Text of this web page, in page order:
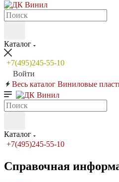
Каталог
+7(495)245-55-10
Войти
Весь каталог Виниловые
Каталог
+7(495)245-55-10
Справочная